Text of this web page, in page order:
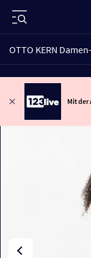
OTTO KERN
Mit der